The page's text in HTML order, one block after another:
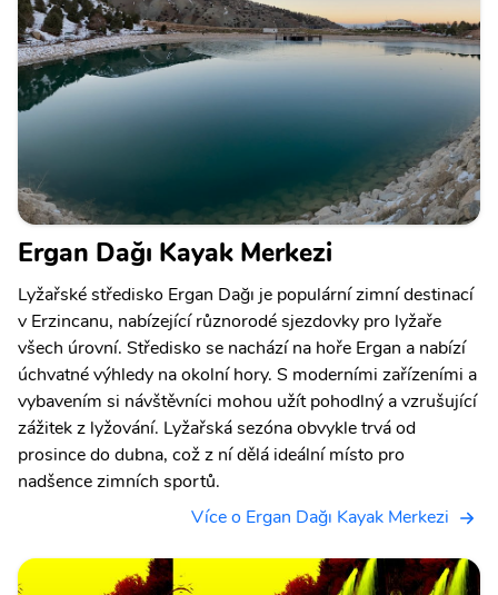
Ergan Dağı Kayak Merkezi
Lyžařské středisko Ergan Dağı je populární zimní destinací
v Erzincanu, nabízející různorodé sjezdovky pro lyžaře
všech úrovní. Středisko se nachází na hoře Ergan a nabízí
úchvatné výhledy na okolní hory. S moderními zařízeními a
vybavením si návštěvníci mohou užít pohodlný a vzrušující
zážitek z lyžování. Lyžařská sezóna obvykle trvá od
prosince do dubna, což z ní dělá ideální místo pro
nadšence zimních sportů.
Více o Ergan Dağı Kayak Merkezi